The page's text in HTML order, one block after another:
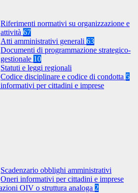
Riferimenti normativi su organizzazione e
attività 67
Atti amministrativi generali 63
Documenti di programmazione strategico-
gestionale 10
Statuti e leggi regionali
Codice disciplinare e codice di condotta 5
per cittadini e imprese
Scadenzario obblighi amministrativi
Oneri informativi per cittadini e imprese
OIV o struttura analoga 2